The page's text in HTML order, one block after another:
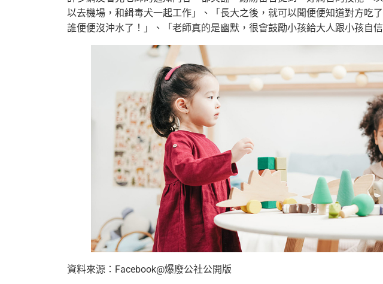
以去機場，和緝毒犬一起工作」、「長大之後，就可以聞便便知道對方吃
誰便便沒沖水了！」、「老師真的是幽默，很會鼓勵小孩給大人跟小孩自信
資料來源：Facebook@爆廢公社公開版